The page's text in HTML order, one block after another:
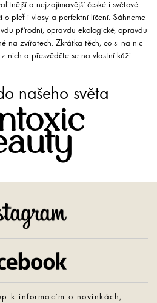
a nejzajímavější české i světové
o pleť i vlasy a perfektní líčení. Sáhneme
přírodní, opravdu ekologické, opravdu
na zvířatech. Zkrátka těch, co si na nic
nich a přesvědčte se na vlastní kůži.
našeho světa
k informacím o novinkách,